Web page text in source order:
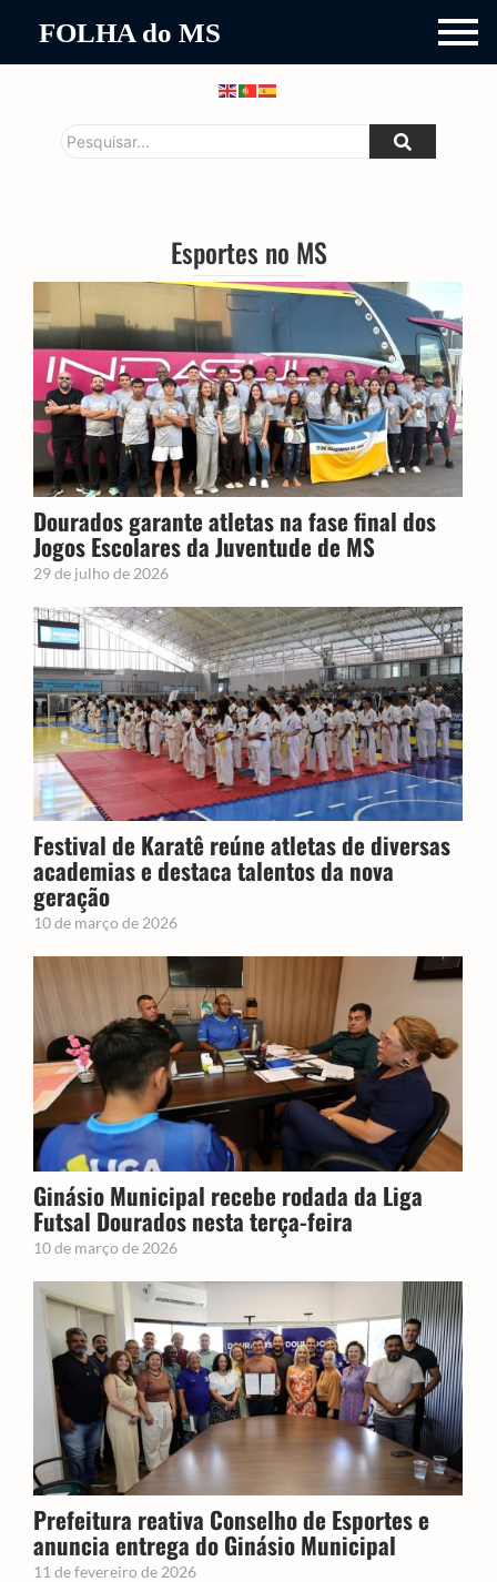
FOLHA do MS
Esportes no MS
Dourados garante atletas na fase final dos
Jogos Escolares da Juventude de MS
29 de julho de 2026
Festival de Karatê reúne atletas de diversas
academias e destaca talentos da nova
geração
10 de março de 2026
Ginásio Municipal recebe rodada da Liga
Futsal Dourados nesta terça-feira
10 de março de 2026
Prefeitura reativa Conselho de Esportes e
anuncia entrega do Ginásio Municipal
11 de fevereiro de 2026